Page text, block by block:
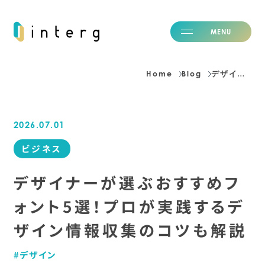
MENU
Iden
Servi
Ne w s
Blog ブログ
Car eer 採用情報
Company 会社情報
IR
Home Blog デザイナーが選ぶおすすめフォント5選！プロが実践するデザイン情報収集のコツも解説
2026.07.01
ビジネス
デザイナーが選ぶおすすめフ
ォント5選！プロが実践するデ
ザイン情報収集のコツも解説
デザイン